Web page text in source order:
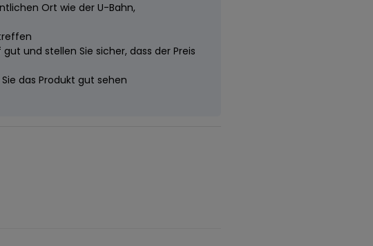
Ort wie der U-Bahn,
und stellen Sie sicher, dass der Preis
das Produkt gut sehen